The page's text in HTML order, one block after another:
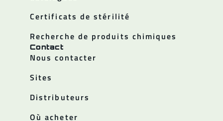
Certificats de stérilité
Recherche de produits chimiques
Contact
Nous contacter
Sites
Distributeurs
Où acheter